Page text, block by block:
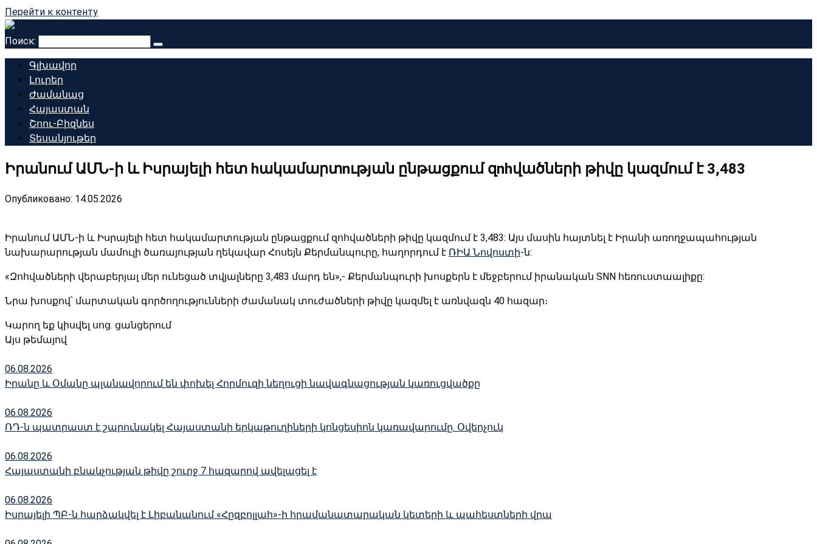
Перейти к контенту
Поиск:
Գլխավոր
Լուրեր
Ժամանաց
Հայաստան
Շոու-Բիզնես
Տեսանյութեր
Իրանում ԱՄՆ-ի և Իսրայելի հետ hակամարտnւթյան ընթացքում զnhվածների թիվը կազմում է 3,483
Опубликовано: 14.05.2026
Իրանում ԱՄՆ-ի և Իսրայելի հետ հակամարտության ընթացքում զոհվածների թիվը կազմում է 3,483: Այս մասին հայտնել է Իրանի առողջապահության
նախարարության մամուլի ծառայության ղեկավար Հոսեյն Քերմանպուրը, հաղորդում է ՌԻԱ Նովոստի-ն:
«Զոհվածների վերաբերյալ մեր ունեցած տվյալները 3,483 մարդ են»,- Քերմանպուրի խոսքերն է մեջբերում իրանական SNN հեռուստաալիքը:
Նրա խոսքով՝ մարտական գործողությունների ժամանակ տուժածների թիվը կազմել է առնվազն 40 հազար։
Կարող եք կիսվել սոց․ ցանցերում
Այս թեմայով
06.08.2026
Իրանը և Օմանը պլանավորում են փոխել Հորմուզի նեղուցի նավագնացության կառուցվածքը
06.08.2026
ՌԴ-ն պատրաստ է շարունակել Հայաստանի երկաթուղիների կոնցեսիոն կառավարումը. Օվերչուկ
06.08.2026
Հայաստանի բնակչության թիվը շուրջ 7 հազարով ավելացել է
06.08.2026
Իսրայելի ՊԲ-ն հարձակվել է Լիբանանում «Հըզբոլլահ»-ի հրամանատարական կետերի և պահեստների վրա